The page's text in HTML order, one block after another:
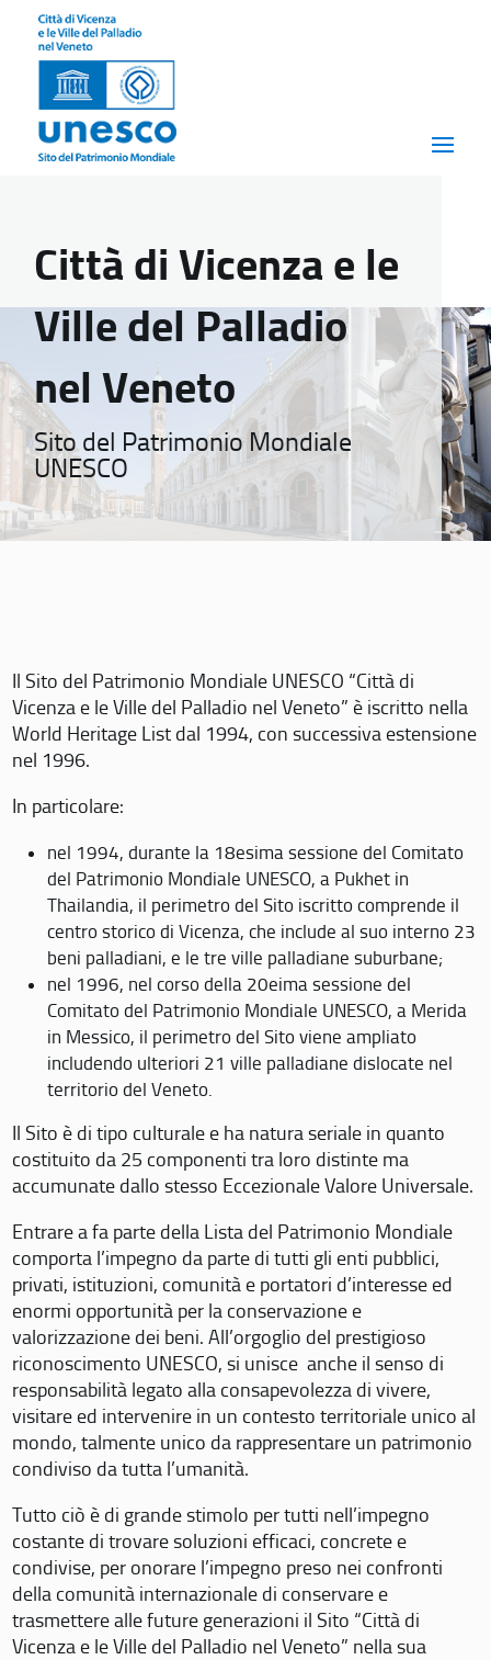
Città di Vicenza e le
Ville del Palladio
nel Veneto
Sito del Patrimonio Mondiale
UNESCO
Il Sito del Patrimonio Mondiale UNESCO “Città di
Vicenza e le Ville del Palladio nel Veneto” è iscritto nella
World Heritage List dal 1994, con successiva estensione
nel 1996.
In particolare:
nel 1994, durante la 18esima sessione del Comitato
del Patrimonio Mondiale UNESCO, a Pukhet in
Thailandia, il perimetro del Sito iscritto comprende il
centro storico di Vicenza, che include al suo interno 23
beni palladiani, e le tre ville palladiane suburbane;
nel 1996, nel corso della 20eima sessione del
Comitato del Patrimonio Mondiale UNESCO, a Merida
in Messico, il perimetro del Sito viene ampliato
includendo ulteriori 21 ville palladiane dislocate nel
territorio del Veneto.
Il Sito è di tipo culturale e ha natura seriale in quanto
costituito da 25 componenti tra loro distinte ma
accumunate dallo stesso Eccezionale Valore Universale.
Entrare a fa parte della Lista del Patrimonio Mondiale
comporta l’impegno da parte di tutti gli enti pubblici,
privati, istituzioni, comunità e portatori d’interesse ed
enormi opportunità per la conservazione e
valorizzazione dei beni. All’orgoglio del prestigioso
riconoscimento UNESCO, si unisce anche il senso di
responsabilità legato alla consapevolezza di vivere,
visitare ed intervenire in un contesto territoriale unico al
mondo, talmente unico da rappresentare un patrimonio
condiviso da tutta l’umanità.
Tutto ciò è di grande stimolo per tutti nell’impegno
costante di trovare soluzioni efficaci, concrete e
condivise, per onorare l’impegno preso nei confronti
della comunità internazionale di conservare e
trasmettere alle future generazioni il Sito “Città di
Vicenza e le Ville del Palladio nel Veneto” nella sua